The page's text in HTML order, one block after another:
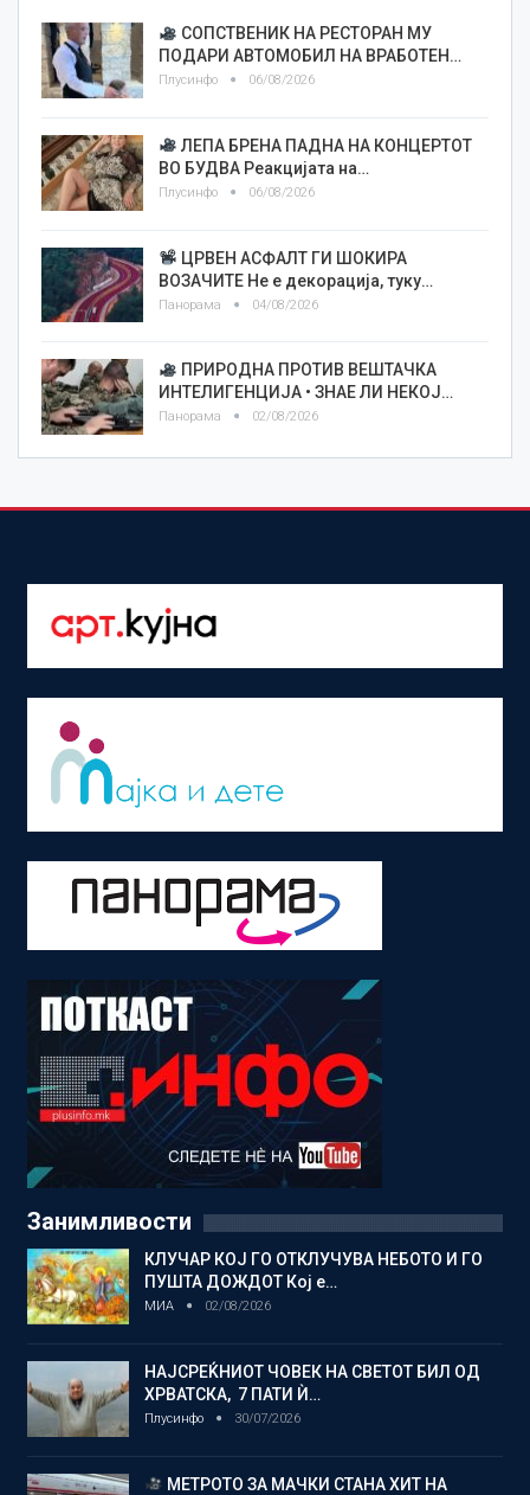
СОПСТВЕНИК НА РЕСТОРАН МУ
ПОДАРИ АВТОМОБИЛ НА ВРАБОТЕН…
Плусинфо 06/08/2026
ЛЕПА БРЕНА ПАДНА НА КОНЦЕРТОТ
ВО БУДВА Реакцијата на…
Плусинфо 06/08/2026
ЦРВЕН АСФАЛТ ГИ ШОКИРА
ВОЗАЧИТЕ Не е декорација, туку…
Панорама 04/08/2026
ПРИРОДНА ПРОТИВ ВЕШТАЧКА
ИНТЕЛИГЕНЦИЈА • ЗНАЕ ЛИ НЕКОЈ…
Панорама 02/08/2026
Занимливости
КЛУЧАР КОЈ ГО ОТКЛУЧУВА НЕБОТО И ГО
ПУШТА ДОЖДОТ Кој е…
МИА 02/08/2026
НАЈСРЕЌНИОТ ЧОВЕК НА СВЕТОТ БИЛ ОД
ХРВАТСКА, 7 ПАТИ Ѝ…
Плусинфо 30/07/2026
МЕТРОТО ЗА МАЧКИ СТАНА ХИТ НА